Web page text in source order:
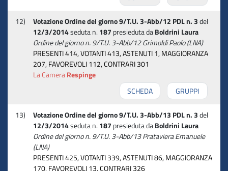
12) Votazione Ordine del giorno 9/T.U. 3-Abb/12 PDL n. 3del
12/3/2014seduta n. 187 presieduta daBoldrini Laura
Ordine del giorno n. 9/T.U. 3-Abb/12 Grimoldi Paolo (LNA)
PRESENTI 414, VOTANTI 413, ASTENUTI 1, MAGGIORANZA
207, FAVOREVOLI 112, CONTRARI 301
La CameraRespinge
SCHEDA
GRUPPI
13) Votazione Ordine del giorno 9/T.U. 3-Abb/13 PDL n. 3del
12/3/2014seduta n. 187 presieduta daBoldrini Laura
Ordine del giorno n. 9/T.U. 3-Abb/13 Prataviera Emanuele
(LNA)
PRESENTI 425, VOTANTI 339, ASTENUTI 86, MAGGIORANZA
170, FAVOREVOLI 13, CONTRARI 326